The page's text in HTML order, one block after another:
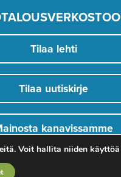
Tilaa lehti
Tilaa uutiskirje
kanavissamme
Voit hallita niiden käyttöä